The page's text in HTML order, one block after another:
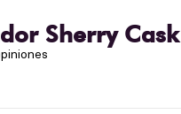
Sherry